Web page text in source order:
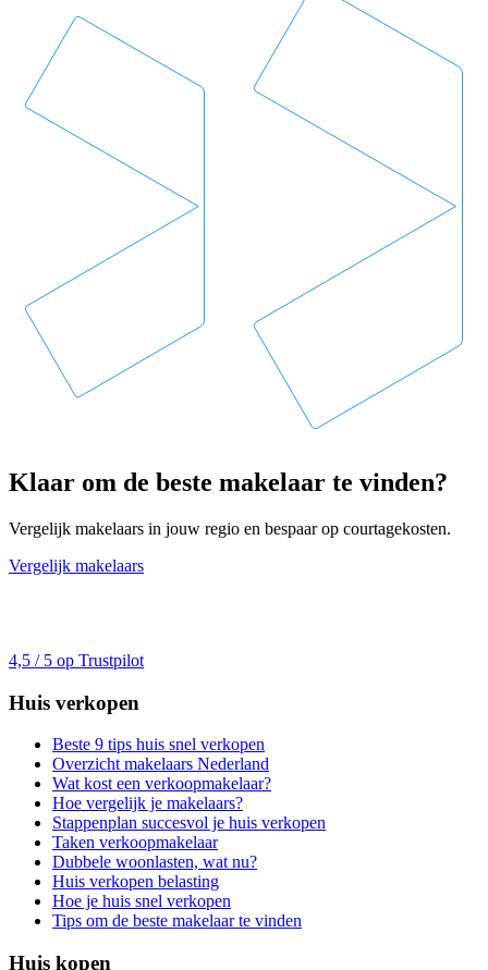
Klaar om de beste makelaar te vinden?
Vergelijk makelaars in jouw regio en bespaar op courtagekosten.
Vergelijk makelaars
4,5 / 5 op Trustpilot
Huis verkopen
Beste 9 tips huis snel verkopen
Overzicht makelaars Nederland
Wat kost een verkoopmakelaar?
Hoe vergelijk je makelaars?
Stappenplan succesvol je huis verkopen
Taken verkoopmakelaar
Dubbele woonlasten, wat nu?
Huis verkopen belasting
Hoe je huis snel verkopen
Tips om de beste makelaar te vinden
Huis kopen